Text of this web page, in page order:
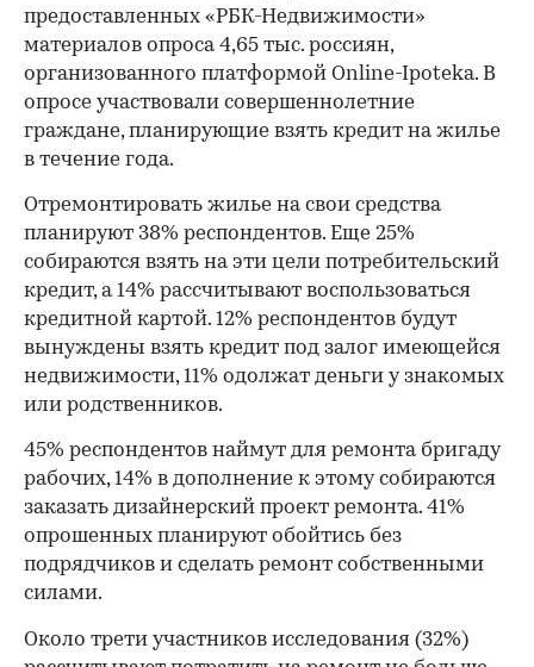
предоставленных «РБК-Недвижимости»
материалов опроса 4,65 тыс. россиян,
организованного платформой Online-Ipoteka. В
опросе участвовали совершеннолетние
граждане, планирующие взять кредит на жилье
в течение года.
Отремонтировать жилье на свои средства
планируют 38% респондентов. Еще 25%
собираются взять на эти цели потребительский
кредит, а 14% рассчитывают воспользоваться
кредитной картой. 12% респондентов будут
вынуждены взять кредит под залог имеющейся
недвижимости, 11% одолжат деньги у знакомых
или родственников.
45% респондентов наймут для ремонта бригаду
рабочих, 14% в дополнение к этому собираются
заказать дизайнерский проект ремонта. 41%
опрошенных планируют обойтись без
подрядчиков и сделать ремонт собственными
силами.
Около трети участников исследования (32%)